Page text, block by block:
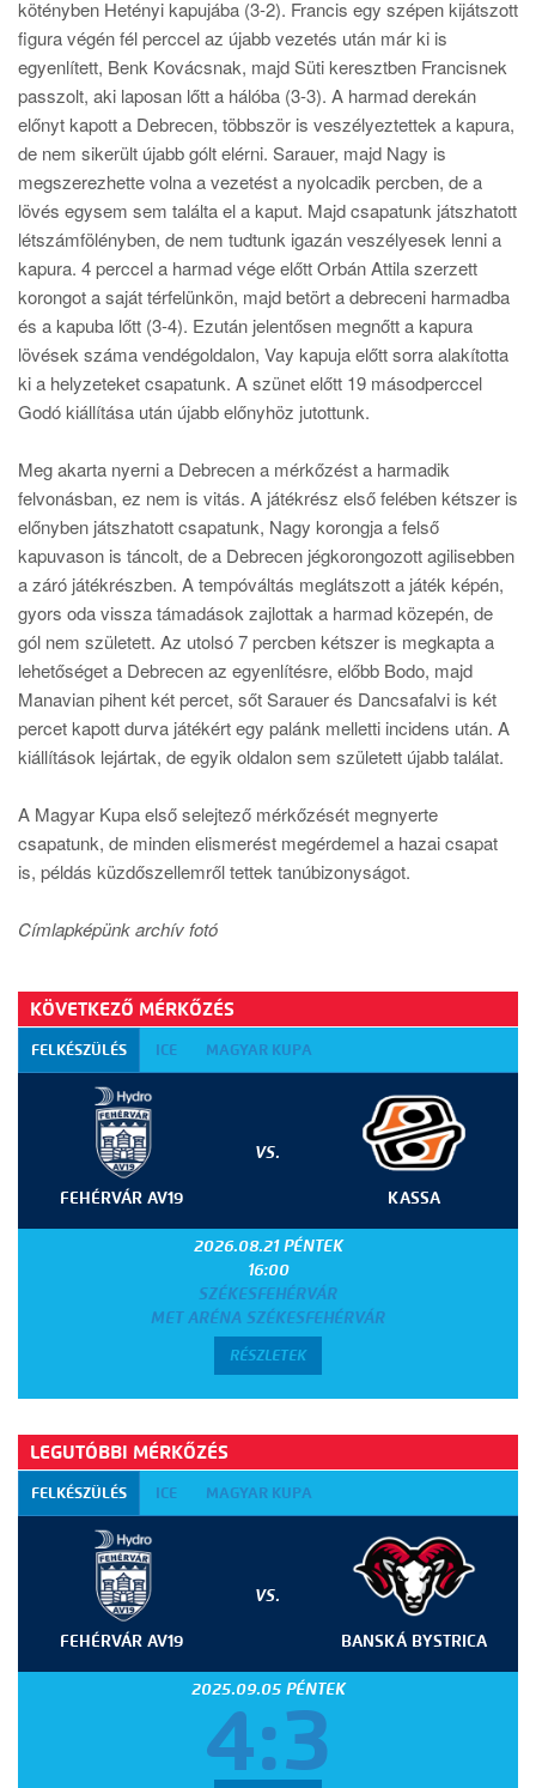
kötényben Hetényi kapujába (3-2). Francis egy szépen kijátszott
figura végén fél perccel az újabb vezetés után már ki is
egyenlített, Benk Kovácsnak, majd Süti keresztben Francisnek
passzolt, aki laposan lőtt a hálóba (3-3). A harmad derekán
előnyt kapott a Debrecen, többször is veszélyeztettek a kapura,
de nem sikerült újabb gólt elérni. Sarauer, majd Nagy is
megszerezhette volna a vezetést a nyolcadik percben, de a
lövés egysem sem találta el a kaput. Majd csapatunk játszhatott
létszámfölényben, de nem tudtunk igazán veszélyesek lenni a
kapura. 4 perccel a harmad vége előtt Orbán Attila szerzett
korongot a saját térfelünkön, majd betört a debreceni harmadba
és a kapuba lőtt (3-4). Ezután jelentősen megnőtt a kapura
lövések száma vendégoldalon, Vay kapuja előtt sorra alakította
ki a helyzeteket csapatunk. A szünet előtt 19 másodperccel
Godó kiállítása után újabb előnyhöz jutottunk.
Meg akarta nyerni a Debrecen a mérkőzést a harmadik
felvonásban, ez nem is vitás. A játékrész első felében kétszer is
előnyben játszhatott csapatunk, Nagy korongja a felső
kapuvason is táncolt, de a Debrecen jégkorongozott agilisebben
a záró játékrészben. A tempóváltás meglátszott a játék képén,
gyors oda vissza támadások zajlottak a harmad közepén, de
gól nem született. Az utolsó 7 percben kétszer is megkapta a
lehetőséget a Debrecen az egyenlítésre, előbb Bodo, majd
Manavian pihent két percet, sőt Sarauer és Dancsafalvi is két
percet kapott durva játékért egy palánk melletti incidens után. A
kiállítások lejártak, de egyik oldalon sem született újabb találat.
A Magyar Kupa első selejtező mérkőzését megnyerte
csapatunk, de minden elismerést megérdemel a hazai csapat
is, példás küzdőszellemről tettek tanúbizonyságot.
Címlapképünk archív fotó
KÖVETKEZŐ MÉRKŐZÉS
FELKÉSZÜLÉS ICE MAGYAR KUPA
FEHÉRVÁR AV19
VS.
KASSA
2026.08.21 PÉNTEK
16:00
SZÉKESFEHÉRVÁR
MET ARÉNA SZÉKESFEHÉRVÁR
RÉSZLETEK
LEGUTÓBBI MÉRKŐZÉS
FELKÉSZÜLÉS ICE MAGYAR KUPA
FEHÉRVÁR AV19
VS.
BANSKÁ BYSTRICA
2025.09.05 PÉNTEK
4:3